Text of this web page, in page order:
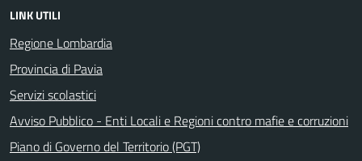
LINK UTILI
Regione Lombardia
Provincia di Pavia
Servizi scolastici
Avviso Pubblico - Enti Locali e Regioni contro mafie e corruzioni
Piano di Governo del Territorio (PGT)